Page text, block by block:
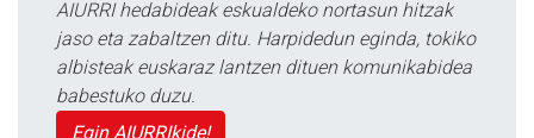
AIURRI hedabideak eskualdeko nortasun hitzak
jaso eta zabaltzen ditu. Harpidedun eginda, tokiko
albisteak euskaraz lantzen dituen komunikabidea
babestuko duzu.
Egin AIURRIkide!